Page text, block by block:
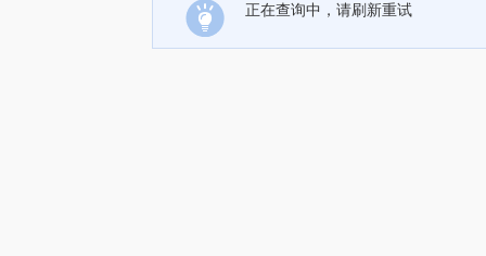
正在查询中，请刷新重试